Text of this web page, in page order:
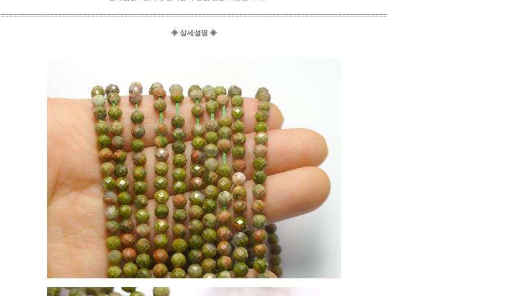
==============================================================================================
◈ 상세설명 ◈